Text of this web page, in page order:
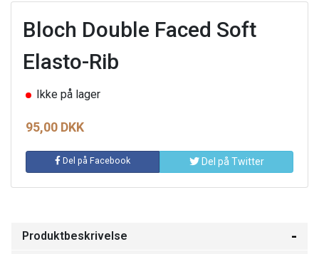
Bloch Double Faced Soft
Elasto-Rib
Ikke på lager
95,00 DKK
Del på Facebook Del på Twitter
Produktbeskrivelse